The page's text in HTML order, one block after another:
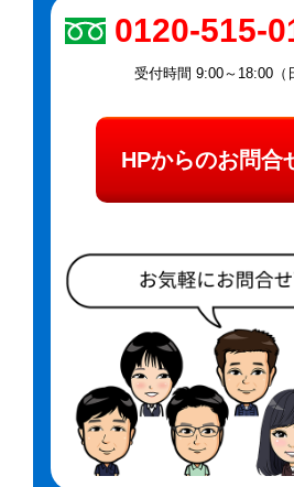
0120-515-
受付時間 9:00～18:00（
HPからのお問合